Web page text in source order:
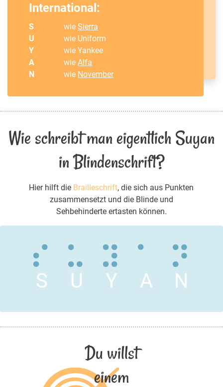
International:
S wieSierra
U
wie Uniform
Y
wie Yankee
A
wieAlfa
N
wie November
Wie schreibt man eigentlich Suyan
in Blindenschrift?
Hier hilft die Brailleschrift, die sich aus Punkten
zusammensetzt und die Blinde und
Sehbehinderte ertasten können.
S U Y A N
Du willst
einem